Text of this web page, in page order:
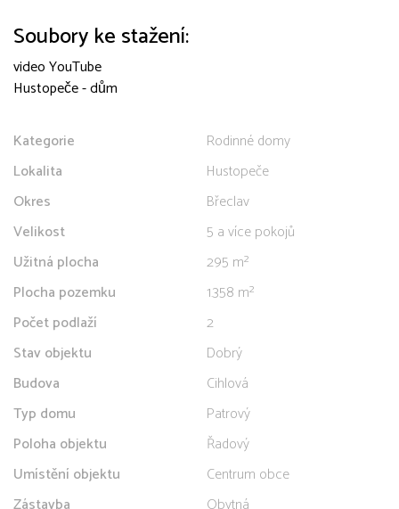
Soubory ke stažení:
video YouTube
Hustopeče - dům
Kategorie
Rodinné domy
Lokalita
Hustopeče
Okres
Břeclav
Velikost
5 a více pokojů
Užitná plocha
295 m²
Plocha pozemku
1.358 m²
Počet podlaží
2
Stav objektu
Dobrý
Budova
Cihlová
Typ domu
Patrový
Poloha objektu
Řadový
Umístění objektu
Centrum obce